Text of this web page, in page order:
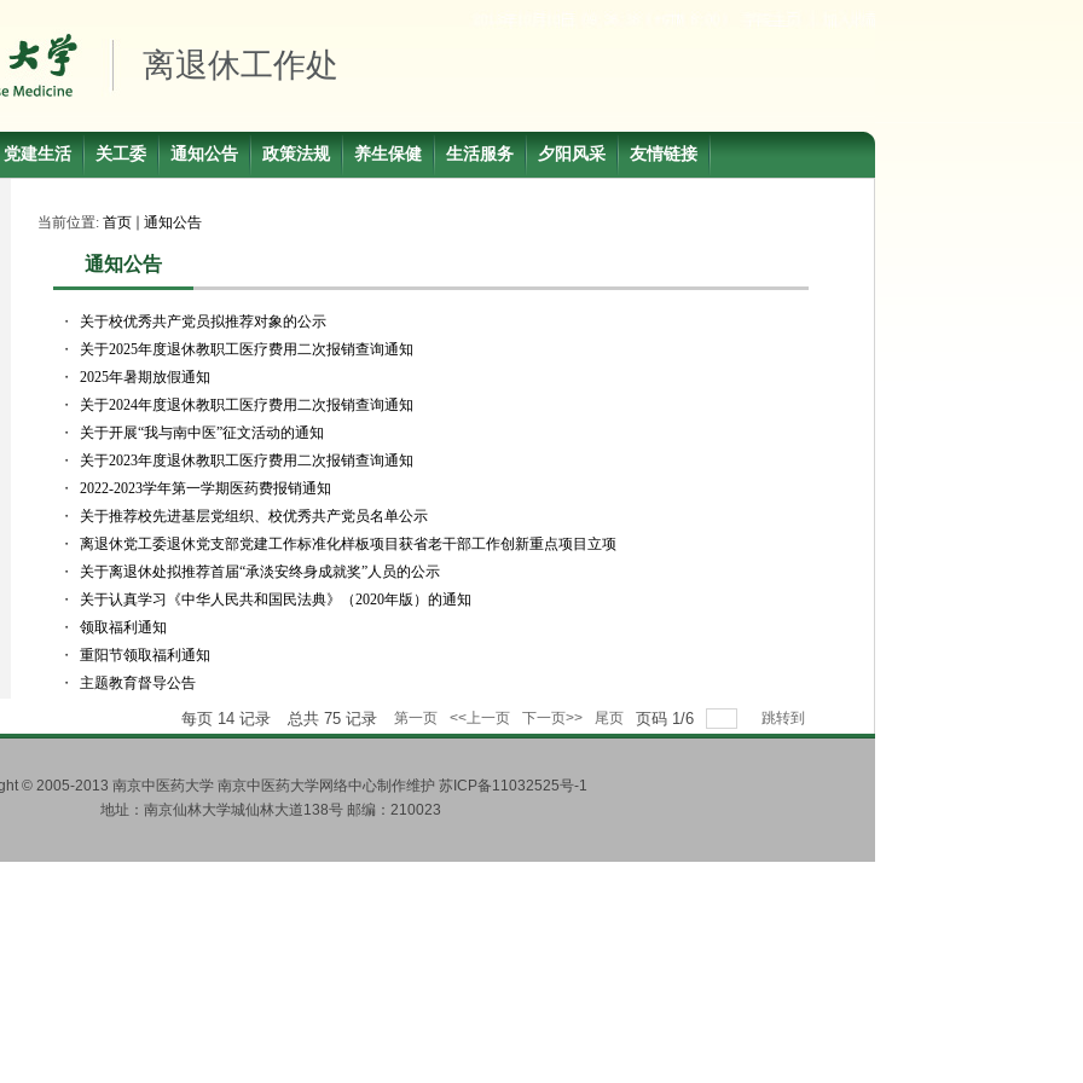
离退休工作处
党建生活 关工委 通知公告 政策法规 养生保健 生活服务 夕阳风采 友情链接
当前位置: 首页 通知公告
通知公告
・
关于校优秀共产党员拟推荐对象的公示
・
关于2025年度退休教职工医疗费用二次报销查询通知
・
2025年暑期放假通知
・
关于2024年度退休教职工医疗费用二次报销查询通知
・
关于开展“我与南中医”征文活动的通知
・
关于2023年度退休教职工医疗费用二次报销查询通知
・
2022-2023学年第一学期医药费报销通知
・
关于推荐校先进基层党组织、校优秀共产党员名单公示
・
离退休党工委退休党支部党建工作标准化样板项目获省老干部工作创新重点项目立项
・
关于离退休处拟推荐首届“承淡安终身成就奖”人员的公示
・
关于认真学习《中华人民共和国民法典》（2020年版）的通知
・
领取福利通知
・
重阳节领取福利通知
・
主题教育督导公告
每页 14 记录 总共 75 记录 第一页 <<上一页 下一页>> 尾页 页码 1/6 跳转到
© 2005-2013 南京中医药大学 南京中医药大学网络中心制作维护 苏ICP备11032525号-1
地址：南京仙林大学城仙林大道138号 邮编：210023